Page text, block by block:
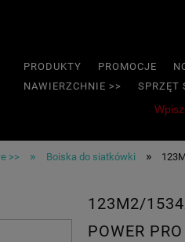
PRODUKTY PROMOCJE
NAWIERZCHNIE >>
SPRZĘT
>> » Boiska do siatkówki »
123M2/
POWER PRO